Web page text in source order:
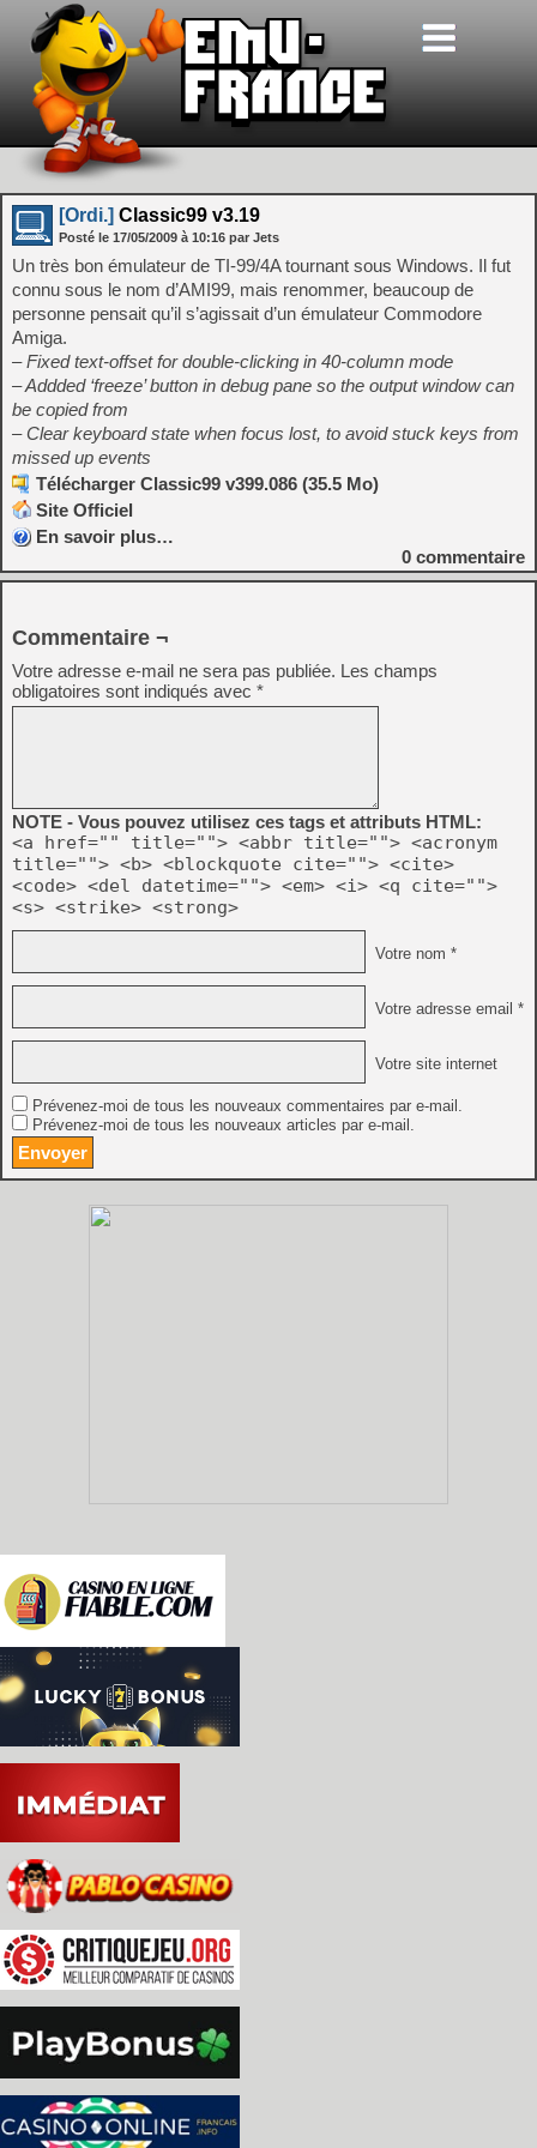
[Ordi.] Classic99 v3.19
Posté le 17/05/2009 à 10:16 par Jets
Un très bon émulateur de TI-99/4A tournant sous Windows. Il fut
connu sous le nom d’AMI99, mais renommer, beaucoup de
personne pensait qu’il s’agissait d’un émulateur Commodore
Amiga.
– Fixed text-offset for double-clicking in 40-column mode
– Addded ‘freeze’ button in debug pane so the output window can
be copied from
– Clear keyboard state when focus lost, to avoid stuck keys from
missed up events
Télécharger Classic99 v399.086 (35.5 Mo)
Site Officiel
En savoir plus…
0 commentaire
Commentaire ¬
Votre adresse e-mail ne sera pas publiée. Les champs
obligatoires sont indiqués avec *
NOTE - Vous pouvez utilisez ces tags et attributs HTML:
<a href="" title=""> <abbr title=""> <acronym
title=""> <b> <blockquote cite=""> <cite>
<code> <del datetime=""> <em> <i> <q cite="">
<s> <strike> <strong>
Votre nom *
Votre adresse email *
Votre site internet
Prévenez-moi de tous les nouveaux commentaires par e-mail.
Prévenez-moi de tous les nouveaux articles par e-mail.